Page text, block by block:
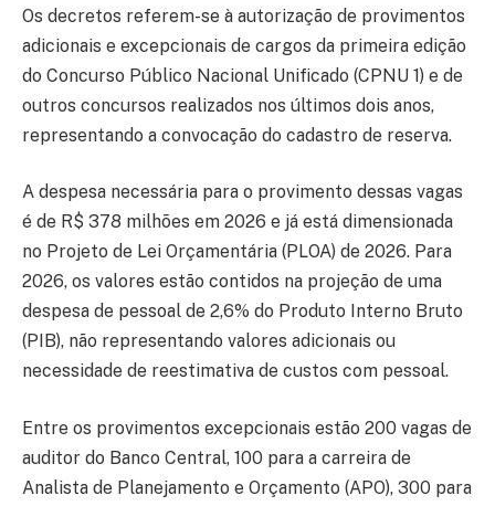
Os decretos referem-se à autorização de provimentos
adicionais e excepcionais de cargos da primeira edição
do Concurso Público Nacional Unificado (CPNU 1) e de
outros concursos realizados nos últimos dois anos,
representando a convocação do cadastro de reserva.
A despesa necessária para o provimento dessas vagas
é de R$ 378 milhões em 2026 e já está dimensionada
no Projeto de Lei Orçamentária (PLOA) de 2026. Para
2026, os valores estão contidos na projeção de uma
despesa de pessoal de 2,6% do Produto Interno Bruto
(PIB), não representando valores adicionais ou
necessidade de reestimativa de custos com pessoal.
Entre os provimentos excepcionais estão 200 vagas de
auditor do Banco Central, 100 para a carreira de
Analista de Planejamento e Orçamento (APO), 300 para